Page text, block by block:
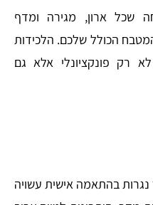
שכל ארון, מגירה ומדף
הכולל שלכם. הלכידות
רק פונקציונלי אלא גם
בהתאמה אישית עשויה